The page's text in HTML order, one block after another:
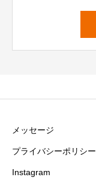
メッセージ
プライバシーポリシー
Instagram